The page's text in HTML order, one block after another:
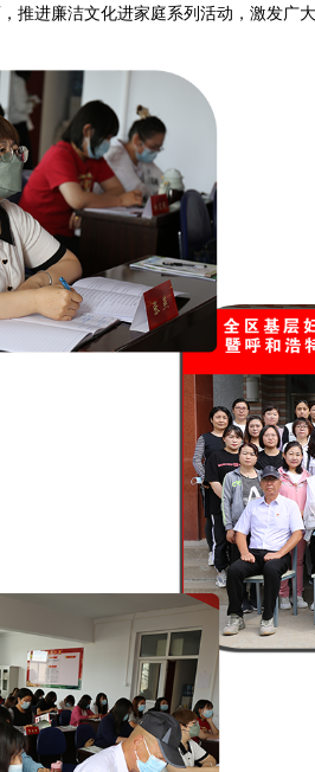
推进廉洁文化进家庭系列活动，激发广